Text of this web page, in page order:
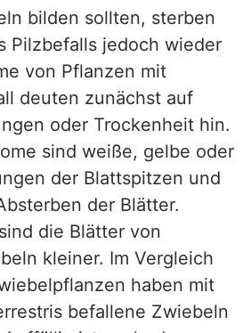
bilden sollten, sterben
Pilzbefalls jedoch wieder
von Pflanzen mit
deuten zunächst auf
oder Trockenheit hin.
sind weiße, gelbe oder
der Blattspitzen und
der Blätter.
die Blätter von
kleiner. Im Vergleich
haben mit
befallene Zwiebeln